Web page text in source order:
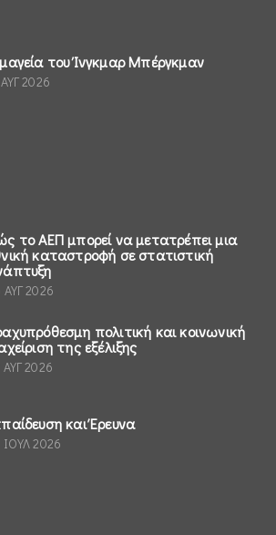
του Ίνγκμαρ Μπέργκμαν
2026
το ΑΕΠ μπορεί να μετατρέπει μια
καταστροφή σε στατιστική
2026
πολιτική και κοινωνική
της εξέλιξης
2026
και Έρευνα
ΙΟΥΛ 2026